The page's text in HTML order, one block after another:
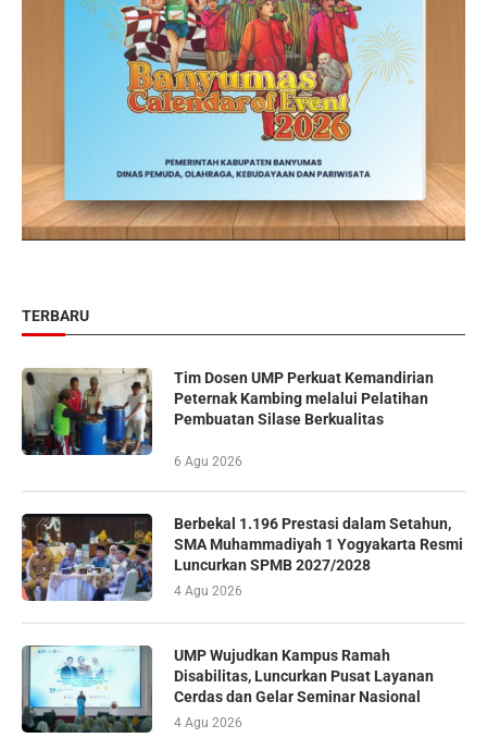
TERBARU
Tim Dosen UMP Perkuat Kemandirian
Peternak Kambing melalui Pelatihan
Pembuatan Silase Berkualitas
6 Agu 2026
Berbekal 1.196 Prestasi dalam Setahun,
SMA Muhammadiyah 1 Yogyakarta Resmi
Luncurkan SPMB 2027/2028
4 Agu 2026
UMP Wujudkan Kampus Ramah
Disabilitas, Luncurkan Pusat Layanan
Cerdas dan Gelar Seminar Nasional
4 Agu 2026